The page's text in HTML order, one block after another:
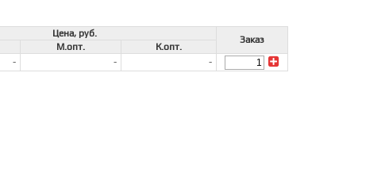
Цена, руб.
Заказ
М.опт.
К.опт.
- - -